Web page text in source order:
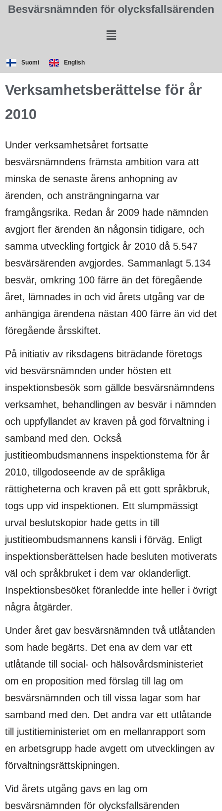
Besvärsnämnden för olycksfallsärenden
Suomi English
Verksamhetsberättelse för år
2010
Under verksamhetsåret fortsatte
besvärsnämndens främsta ambition vara att
minska de senaste årens anhopning av
ärenden, och ansträngningarna var
framgångsrika. Redan år 2009 hade nämnden
avgjort fler ärenden än någonsin tidigare, och
samma utveckling fortgick år 2010 då 5.547
besvärsärenden avgjordes. Sammanlagt 5.134
besvär, omkring 100 färre än det föregående
året, lämnades in och vid årets utgång var de
anhängiga ärendena nästan 400 färre än vid det
föregående årsskiftet.
På initiativ av riksdagens biträdande företogs
vid besvärsnämnden under hösten ett
inspektionsbesök som gällde besvärsnämndens
verksamhet, behandlingen av besvär i nämnden
och uppfyllandet av kraven på god förvaltning i
samband med den. Också
justitieombudsmannens inspektionstema för år
2010, tillgodoseende av de språkliga
rättigheterna och kraven på ett gott språkbruk,
togs upp vid inspektionen. Ett slumpmässigt
urval beslutskopior hade getts in till
justitieombudsmannens kansli i förväg. Enligt
inspektionsberättelsen hade besluten motiverats
väl och språkbruket i dem var oklanderligt.
Inspektionsbesöket föranledde inte heller i övrigt
några åtgärder.
Under året gav besvärsnämnden två utlåtanden
som hade begärts. Det ena av dem var ett
utlåtande till social- och hälsovårdsministeriet
om en proposition med förslag till lag om
besvärsnämnden och till vissa lagar som har
samband med den. Det andra var ett utlåtande
till justitieministeriet om en mellanrapport som
en arbetsgrupp hade avgett om utvecklingen av
förvaltningsrättskipningen.
Vid årets utgång gavs en lag om
besvärsnämnden för olycksfallsärenden